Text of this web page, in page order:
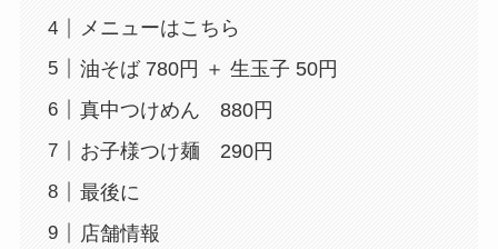
メニューはこちら
油そば 780円 ＋ 生玉子 50円
真中つけめん 880円
お子様つけ麺 290円
最後に
店舗情報